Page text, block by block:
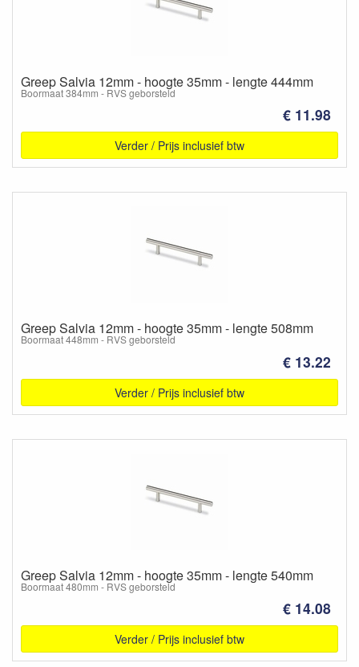
Greep Salvia 12mm - hoogte 35mm - lengte 444mm
Boormaat 384mm - RVS geborsteld
€ 11.98
Verder / Prijs inclusief btw
Greep Salvia 12mm - hoogte 35mm - lengte 508mm
Boormaat 448mm - RVS geborsteld
€ 13.22
Verder / Prijs inclusief btw
Greep Salvia 12mm - hoogte 35mm - lengte 540mm
Boormaat 480mm - RVS geborsteld
€ 14.08
Verder / Prijs inclusief btw